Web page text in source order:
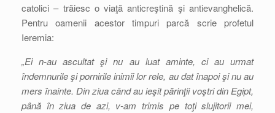
catolici – trăiesc o viaţă anticreştină şi antievanghelică.
Pentru oamenii acestor timpuri parcă scrie profetul
Ieremia:
„Ei n-au ascultat şi nu au luat aminte, ci au urmat
îndemnurile şi pornirile inimii lor rele, au dat înapoi şi nu au
mers înainte. Din ziua când au ieşit părinţii voştri din Egipt,
până în ziua de azi, v-am trimis pe toţi slujitorii mei,